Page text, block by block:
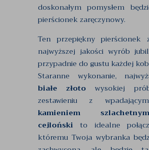
doskonałym pomysłem
pierścionek zaręczynowy.
Ten przepiękny pierścionek
najwyższej jakości wyrób
przypadnie do gustu każdej
Staranne wykonanie,
białe złoto wysokiej
zestawieniu z
kamieniem
cejloński to idealne
któremu Twoja wybranka